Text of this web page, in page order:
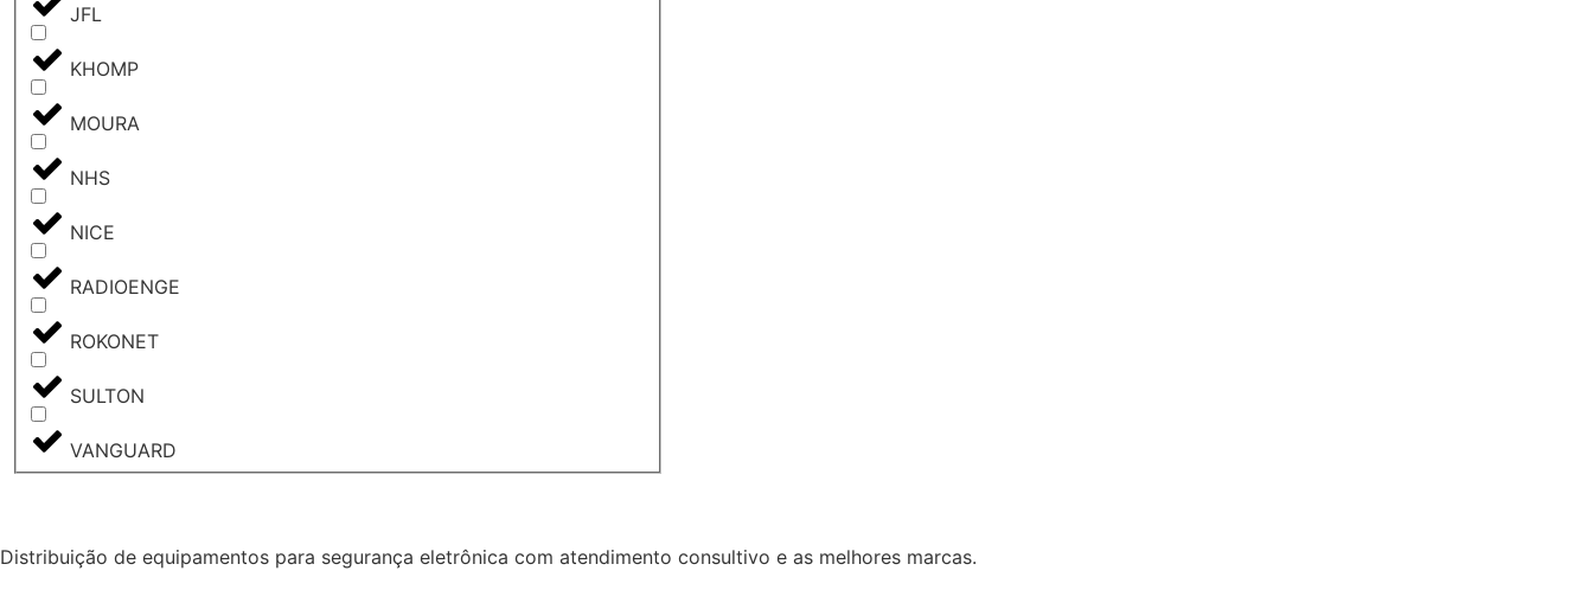
JFL
KHOMP
MOURA
NHS
NICE
RADIOENGE
ROKONET
SULTON
VANGUARD
Distribuição de equipamentos para segurança eletrônica com atendimento consultivo e as melhores marcas.